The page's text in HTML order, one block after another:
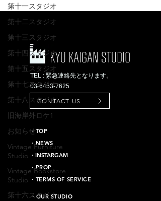
第十一スタジオ
第十二スタジオ
第十三スタジオ
第十四スタジオ
第十五スタジオ
第十七スタジオ
第十八スタジオ
旧海岸外ロケ1
お知らせ
Vintage Furniture
Studio
Vintage Bookstore
Studio
第十六スタジオ
TEL : 緊急連絡先となります。
03-6453-7625
CONTACT US
​・TOP
・NEWS
​・INSTARGAM
・PROP
・TERMS OF SERVICE
​・OUR STUDIO